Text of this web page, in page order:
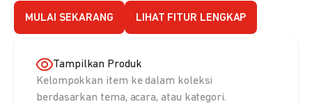
MULAI SEKARANG LIHAT FITUR LENGKAP
Tampilkan Produk
Kelompokkan item ke dalam koleksi
berdasarkan tema, acara, atau kategori.